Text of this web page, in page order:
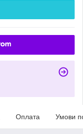
Оплата Умови